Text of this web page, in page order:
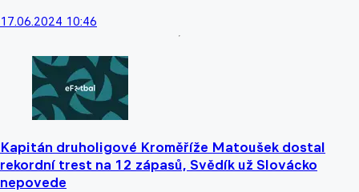
17.06.2024 10:46
Kapitán druholigové Kroměříže Matoušek dostal
rekordní trest na 12 zápasů, Svědík už Slovácko
nepovede